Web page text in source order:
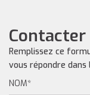
Contacter
Remplissez ce
vous répondre dans